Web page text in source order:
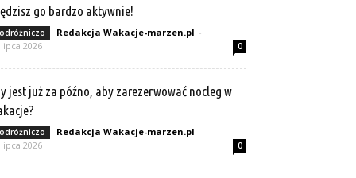
go bardzo aktywnie!
Redakcja Wakacje-marzen.pl -
2026
0
jest już za późno, aby zarezerwować nocleg w
Redakcja Wakacje-marzen.pl -
lipca 2026
0